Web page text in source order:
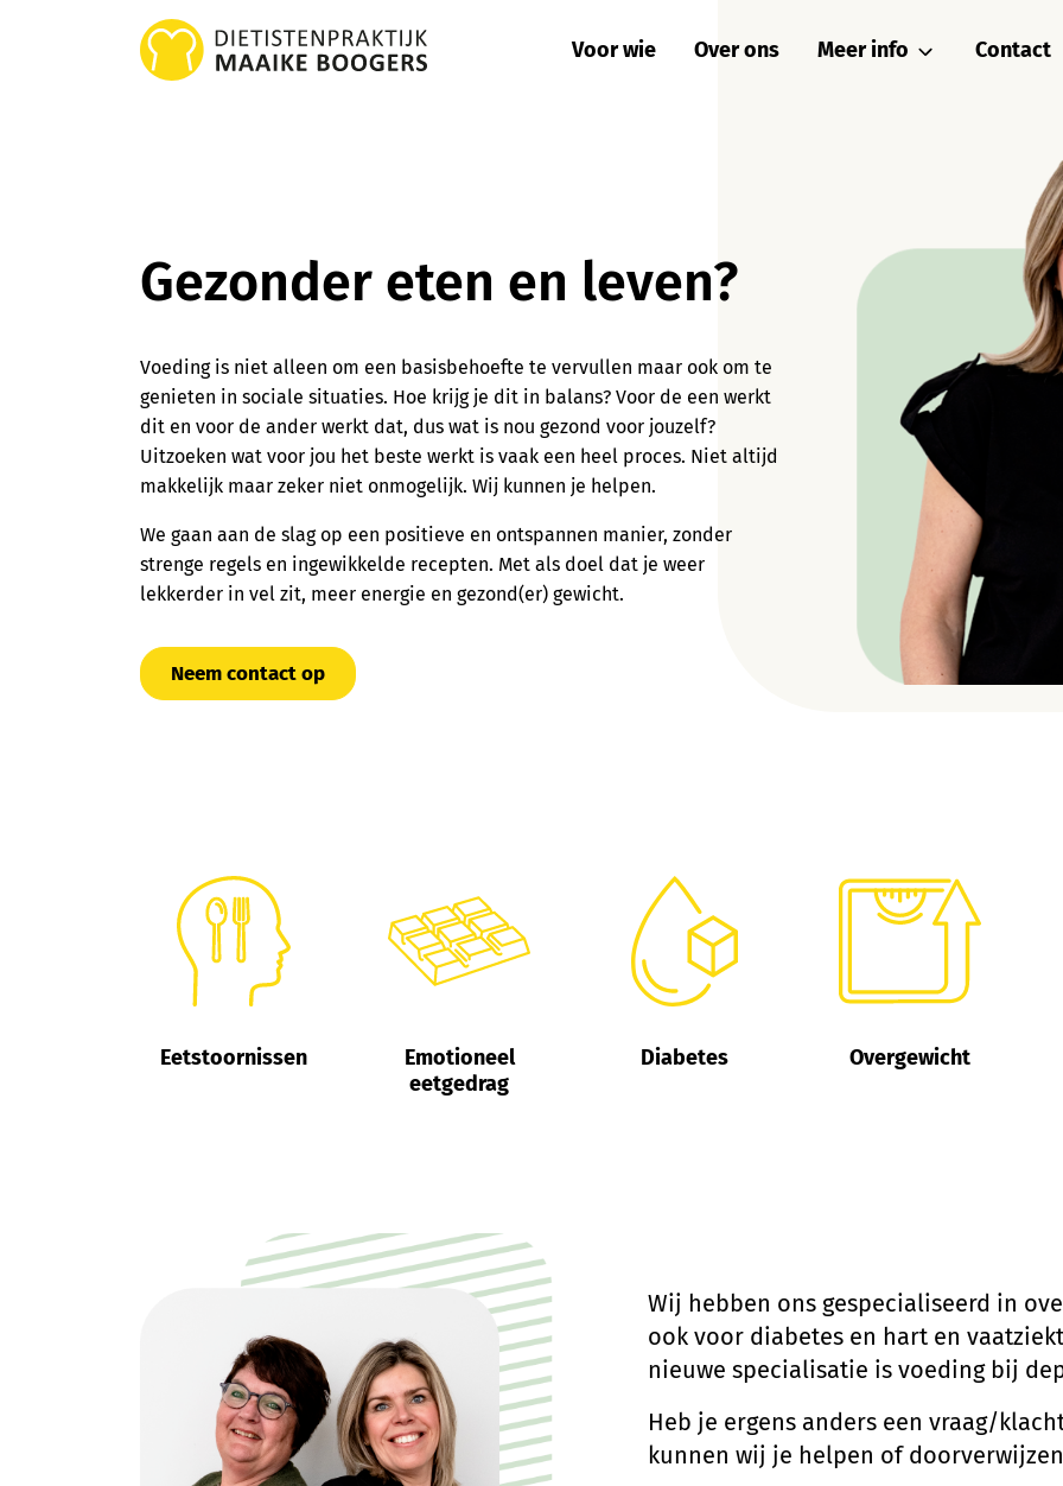
Voor wie Over ons Meer info
Vergoedingen en
Contact
Gezonder eten en leven?
Voeding is niet alleen om een basisbehoefte te vervullen maar ook om te
genieten in sociale situaties. Hoe krijg je dit in balans? Voor de een werkt
dit en voor de ander werkt dat, dus wat is nou gezond voor jouzelf?
Uitzoeken wat voor jou het beste werkt is vaak een heel proces. Niet altijd
makkelijk maar zeker niet onmogelijk. Wij kunnen je helpen.
We gaan aan de slag op een positieve en ontspannen manier, zonder
strenge regels en ingewikkelde recepten. Met als doel dat je weer
lekkerder in vel zit, meer energie en gezond(er) gewicht.
Neem contact op
Eetstoornissen
Emotioneel
eetgedrag
Diabetes Overgewicht
Wij hebben ons gespecialiseerd in
ook voor diabetes en hart en
nieuwe specialisatie is voeding bij
Heb je ergens anders een vraag/
kunnen wij je helpen of